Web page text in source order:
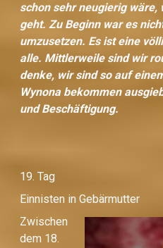
schon sehr neugierig wäre,
geht. Zu Beginn war es
umzusetzen. Es ist eine
alle. Mittlerweile sind wir
denke, wir sind so auf
Wynona bekommen
und Beschäftigung.
19. Tag
Einnisten in Gebärmutter
Zwischen
dem 18.